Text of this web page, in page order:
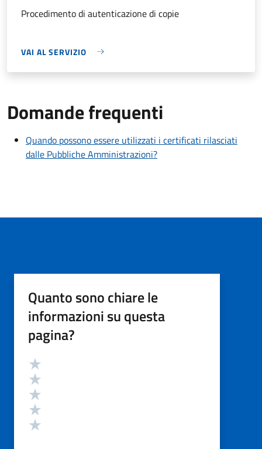
Procedimento di autenticazione di copie
VAI AL SERVIZIO
Domande frequenti
Quando possono essere utilizzati i certificati rilasciati
dalle Pubbliche Amministrazioni?
Quanto sono chiare le
informazioni su questa
pagina?
Valutazione